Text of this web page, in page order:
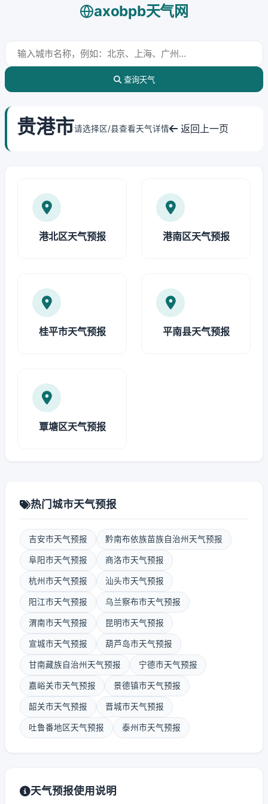
axobpb天气网
查询天气
贵港市请选择区/县查看天气详情 返回上一页
港北区天气预报 港南区天气预报
桂平市天气预报 平南县天气预报
覃塘区天气预报
热门城市天气预报
吉安市天气预报 黔南布依族苗族自治州天气预报
阜阳市天气预报 商洛市天气预报
杭州市天气预报 汕头市天气预报
阳江市天气预报 乌兰察布市天气预报
渭南市天气预报 昆明市天气预报
宣城市天气预报 葫芦岛市天气预报
甘南藏族自治州天气预报 宁德市天气预报
嘉峪关市天气预报 景德镇市天气预报
韶关市天气预报 晋城市天气预报
吐鲁番地区天气预报 泰州市天气预报
天气预报使用说明